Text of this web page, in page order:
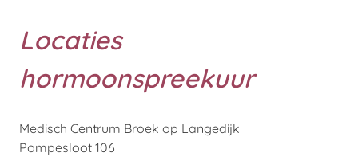
Locaties
hormoonspreekuur
Medisch Centrum Broek op Langedijk
Pompesloot 106